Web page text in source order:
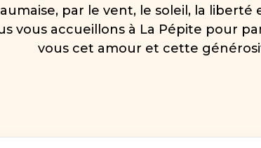
par le vent, le soleil, la liberté
vous accueillons à La Pépite pour
vous cet amour et cette